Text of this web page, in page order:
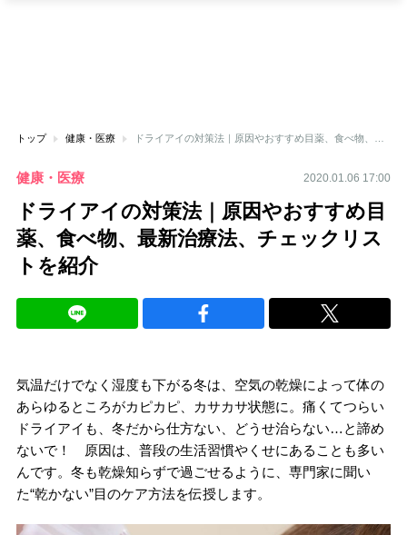
トップ 健康・医療
健康・医療 2020.01.06 17:00
ドライアイの対策法｜原因やおすすめ目
薬、食べ物、最新治療法、チェックリス
トを紹介
気温だけでなく湿度も下がる冬は、空気の乾燥によって体の
あらゆるところがカピカピ、カサカサ状態に。痛くてつらい
ドライアイも、冬だから仕方ない、どうせ治らない…と諦め
ないで！ 原因は、普段の生活習慣やくせにあることも多い
んです。冬も乾燥知らずで過ごせるように、専門家に聞い
た“乾かない”目のケア方法を伝授します。